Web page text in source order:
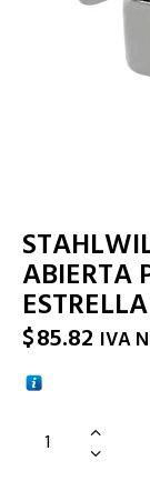
ABIERTA
$85.82 IVA